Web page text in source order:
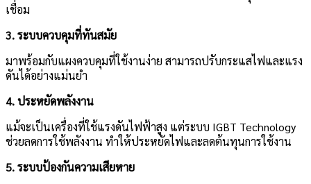
เชื่อม
3. ระบบควบคุมที่ทันสมัย
มาพร้อมกับแผงควบคุมที่ใช้งานง่าย สามารถปรับกระแสไฟและแรง
ดันได้อย่างแม่นยำ
4. ประหยัดพลังงาน
แม้จะเป็นเครื่องที่ใช้แรงดันไฟฟ้าสูง แต่ระบบ IGBT Technology
ช่วยลดการใช้พลังงาน ทำให้ประหยัดไฟและลดต้นทุนการใช้งาน
5. ระบบป้องกันความเสียหาย